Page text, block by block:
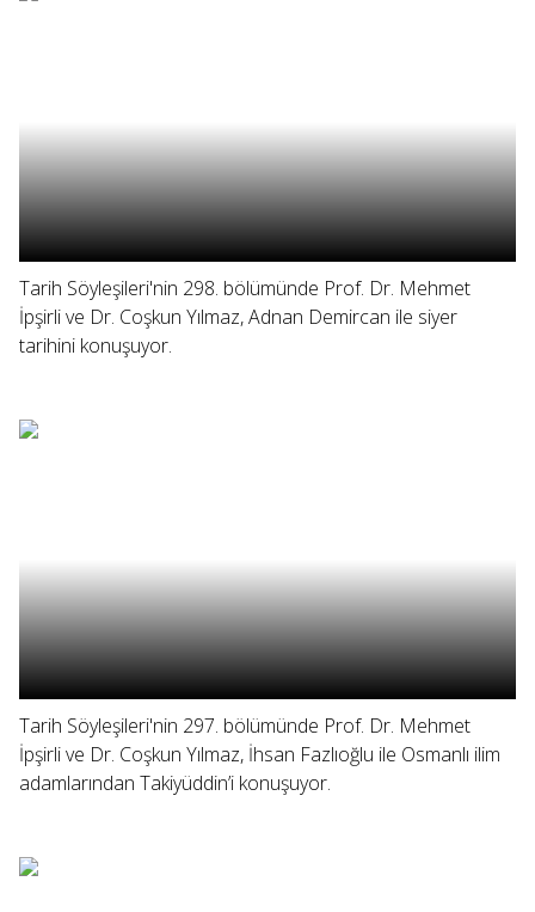
Tarih Söyleşileri'nin 298. bölümünde Prof. Dr. Mehmet
İpşirli ve Dr. Coşkun Yılmaz, Adnan Demircan ile siyer
tarihini konuşuyor.
Tarih Söyleşileri'nin 297. bölümünde Prof. Dr. Mehmet
İpşirli ve Dr. Coşkun Yılmaz, İhsan Fazlıoğlu ile Osmanlı ilim
adamlarından Takiyüddin’i konuşuyor.